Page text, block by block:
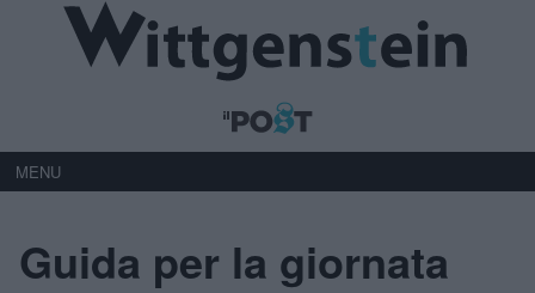
MENU
Guida per la giornata